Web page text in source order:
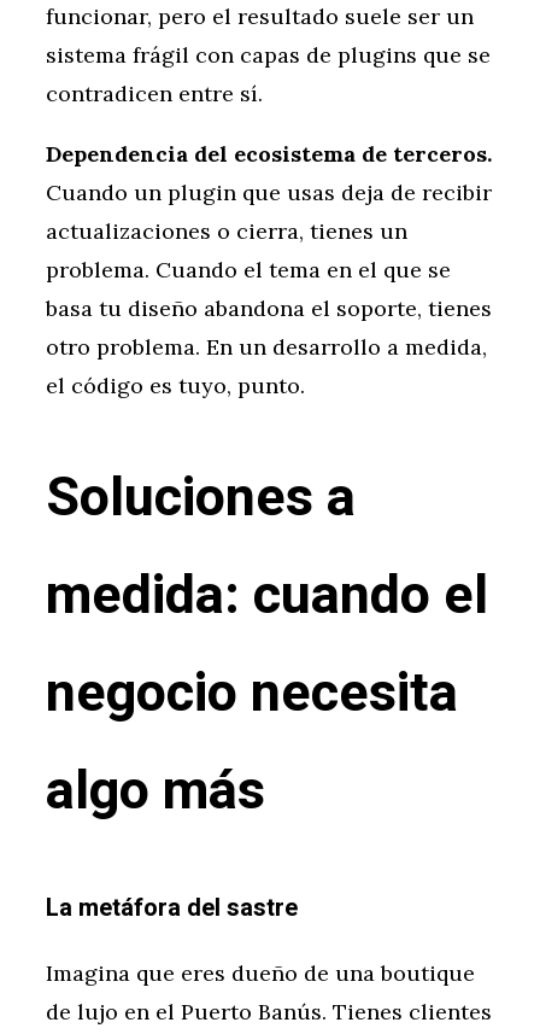
funcionar, pero el resultado suele ser un
sistema frágil con capas de plugins que se
contradicen entre sí.
Dependencia del ecosistema de terceros.
Cuando un plugin que usas deja de recibir
actualizaciones o cierra, tienes un
problema. Cuando el tema en el que se
basa tu diseño abandona el soporte, tienes
otro problema. En un desarrollo a medida,
el código es tuyo, punto.
Soluciones a
medida: cuando el
negocio necesita
algo más
La metáfora del sastre
Imagina que eres dueño de una boutique
de lujo en el Puerto Banús. Tienes clientes